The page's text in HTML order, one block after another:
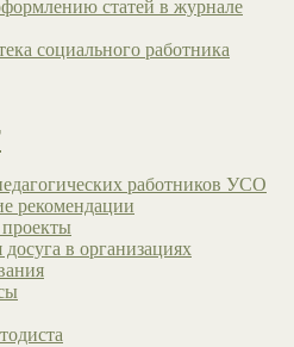
статей в журнале
социального работника
работников УСО
рекомендации
в организациях